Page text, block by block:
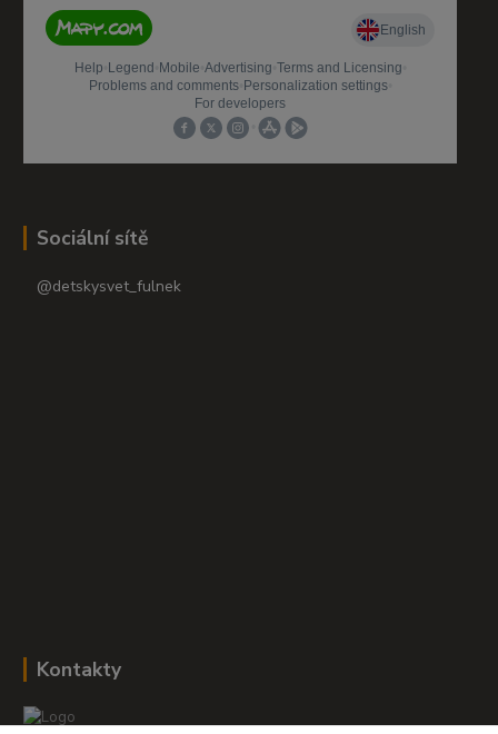
Sociální sítě
@detskysvet_fulnek
Kontakty